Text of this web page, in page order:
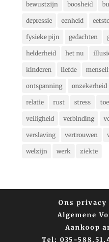
bewustzijn boosheid
depressie eenheid
fysieke pijn gedachten
helderheid het nu
kinderen liefde
ontspanning onzekerheid
relatie rust stress
veiligheid verbinding
verslaving vertrouwen
welzijn werk ziekte
Ons privacy
Algemene
Aankoop
Tel: 035-